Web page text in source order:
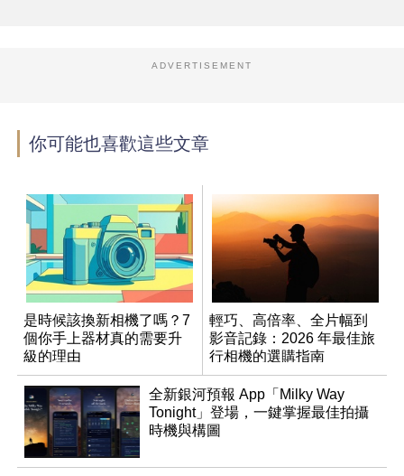
ADVERTISEMENT
你可能也喜歡這些文章
是時候該換新相機了嗎？7
個你手上器材真的需要升
級的理由
輕巧、高倍率、全片幅到
影音記錄：2026 年最佳旅
行相機的選購指南
全新銀河預報 App「Milky Way
Tonight」登場，一鍵掌握最佳拍攝
時機與構圖